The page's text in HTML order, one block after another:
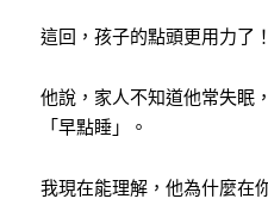
這回，孩子的點頭更用力了！
他說，家人不知道他常失眠
「早點睡」。
我現在能理解，他為什麼在